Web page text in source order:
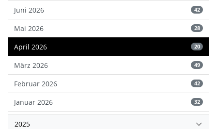
Juni 2026 42
Mai 2026 28
April 2026 20
März 2026 49
Februar 2026 42
Januar 2026 32
2025